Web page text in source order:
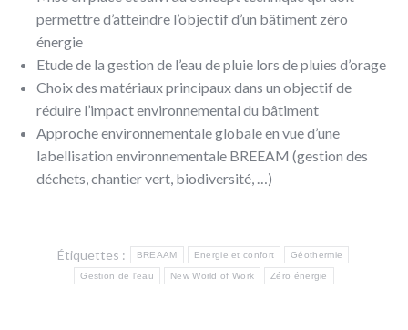
permettre d’atteindre l’objectif d’un bâtiment zéro
énergie
Etude de la gestion de l’eau de pluie lors de pluies d’orage
Choix des matériaux principaux dans un objectif de
réduire l’impact environnemental du bâtiment
Approche environnementale globale en vue d’une
labellisation environnementale BREEAM (gestion des
déchets, chantier vert, biodiversité, …)
Étiquettes : BREAAM Energie et confort Géothermie
Gestion de l'eau New World of Work Zéro énergie